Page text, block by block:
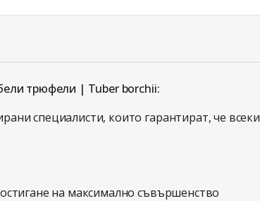
трюфели | Tuber borchii:
специалисти, които гарантират, че
на максимално съвършенство